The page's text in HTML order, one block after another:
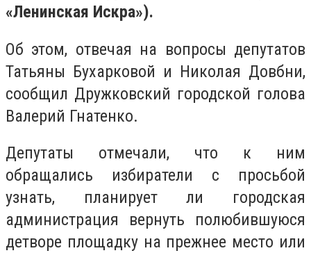
«Ленинская Искра»).
Об этом, отвечая на вопросы депутатов
Татьяны Бухарковой и Николая Довбни,
сообщил Дружковский городской голова
Валерий Гнатенко.
Депутаты отмечали, что к ним
обращались избиратели с просьбой
узнать, планирует ли городская
администрация вернуть полюбившуюся
детворе площадку на прежнее место или